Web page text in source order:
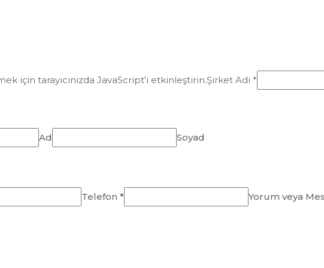
için tarayıcınızda JavaScript'i etkinleştirin.Şirket Adı *
Ad Soyad
Telefon *
Yorum veya